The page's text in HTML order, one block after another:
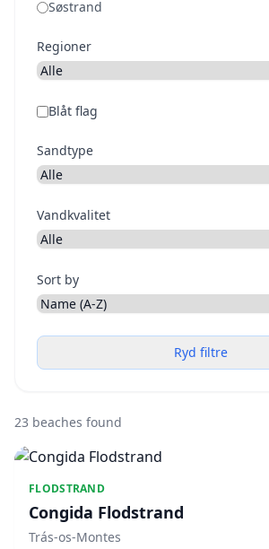
Søstrand
Regioner
Blåt flag
Sandtype
Vandkvalitet
Sort by
Ryd filtre
23 beaches found
FLODSTRAND
Congida Flodstrand
Trás-os-Montes